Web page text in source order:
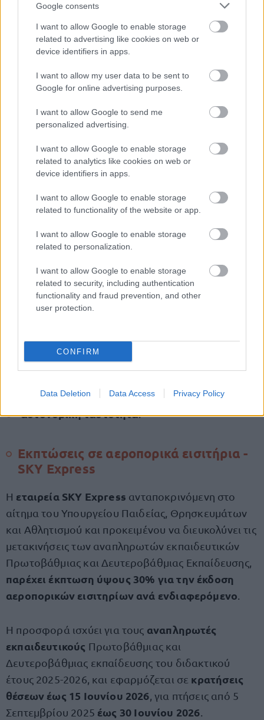
Google consents
I want to allow Google to enable storage
related to advertising like cookies on web or
device identifiers in apps.
I want to allow my user data to be sent to
Google for online advertising purposes.
I want to allow Google to send me
personalized advertising.
I want to allow Google to enable storage
related to analytics like cookies on web or
device identifiers in apps.
I want to allow Google to enable storage
related to functionality of the website or app.
I want to allow Google to enable storage
related to personalization.
I want to allow Google to enable storage
related to security, including authentication
functionality and fraud prevention, and other
user protection.
CONFIRM
Data Deletion Data Access Privacy Policy
αναπληρωτών εκπαιδευτικών, η οποία ισχύει για το
ατομικό τους εισιτήριο και για το εισιτήριο του Ι.Χ.
έτους, καθώς και στις εξής περιόδους αιχμήςκαι
Ιουλίου 2026.
άλλες εταιρείες στον ανωτέρω πίνακα, οπότε και
νεότερη ενημέρωση
δικαιούχοιεκπαιδευτικοί οφείλουν να
επιδεικνύουν τόσο κατά την έκδοση εισιτηρίων
τοσχετικό ΦΕΚ ή υπουργική απόφασηπου
αστυνομική ταυτότητα.
Εκπτώσεις σε αεροπορικά εισιτήρια -
SKY Express
H εταιρεία SKY Express ανταποκρινόμενη στο
αίτημα του Υπουργείου Παιδείας, Θρησκευμάτων
και Αθλητισμού και προκειμένου να διευκολύνει τις
μετακινήσεις των αναπληρωτών εκπαιδευτικών
Πρωτοβάθμιας και Δευτεροβάθμιας Εκπαίδευσης,
παρέχει έκπτωση ύψους 30% για την έκδοση
αεροπορικών εισιτηρίων ανά ενδιαφερόμενο
Η προσφορά ισχύει για τους αναπληρωτές
εκπαιδευτικούς Πρωτοβάθμιας και
Δευτεροβάθμιας εκπαίδευσης του διδακτικού
έτους 2025-2026, και εφαρμόζεται σε κρατήσεις
θέσεων έως 15 Ιουνίου 2026 , για πτήσεις από 5
Σεπτεμβρίου 2025 έως 30 Ιουνίου 2026